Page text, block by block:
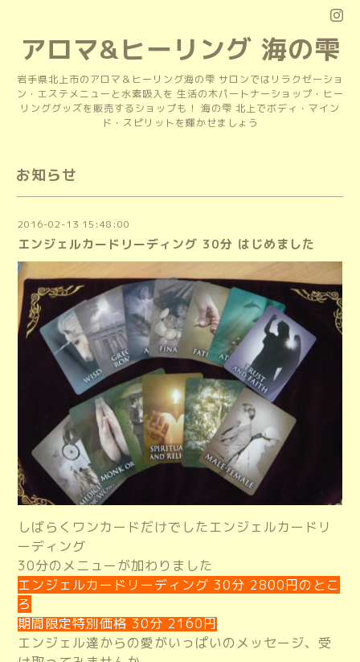
アロマ&ヒーリング 海の雫
岩手県北上市のアロマ＆ヒーリング海の雫 サロンではリラクゼーショ
ン・エステメニューと水素吸入を 生活の木パートナーショップ・ヒー
リンググッズを販売するショップも！ 海の雫 北上でボディ・マイン
ド・スピリットを輝かせましょう
お知らせ
2016-02-13 15:48:00
エンジェルカードリーディング 30分 はじめました
しばらくワンカードだけでしたエンジェルカードリ
ーディング
30分のメニューが加わりました
エンジェルカードリーディング 30分 2800円のとこ
ろ
期間限定特別価格 30分 2160円
エンジェル達からの愛がいっぱいのメッセージ、受